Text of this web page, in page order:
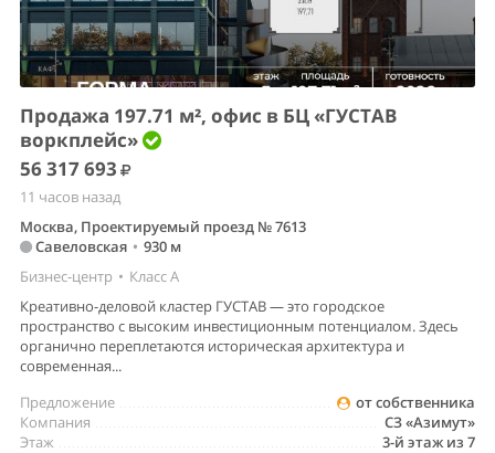
Продажа 197.71 м², офис в БЦ «ГУСТАВ
воркплейс»
56 317 693
11 часов назад
Москва, Проектируемый проезд № 7613
Савеловская • 930 м
Бизнес-центр • Класс A
Креативно-деловой кластер ГУСТАВ — это городское
пространство с высоким инвестиционным потенциалом. Здесь
органично переплетаются историческая архитектура и
современная...
от собственника
Предложение
СЗ «Азимут»
Компания
3-й этаж из 7
Этаж